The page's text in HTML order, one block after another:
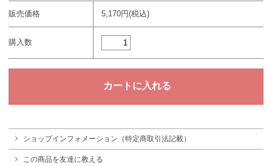
販売価格 5,170円(税込)
購入数
ショップインフォメーション（特定商取引法記載）
この商品を友達に教える